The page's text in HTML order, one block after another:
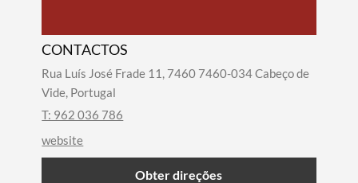
CONTACTOS
Rua Luís José Frade 11, 7460 7460-034 Cabeço de
Vide, Portugal
T: 962 036 786
website
Obter direções